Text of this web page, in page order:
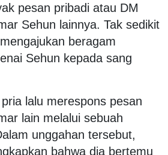
pesan pribadi atau DM
Sehun lainnya. Tak sedikit
beragam
Sehun kepada sang
lalu merespons pesan
lain melalui sebuah
unggahan tersebut,
bahwa dia bertemu